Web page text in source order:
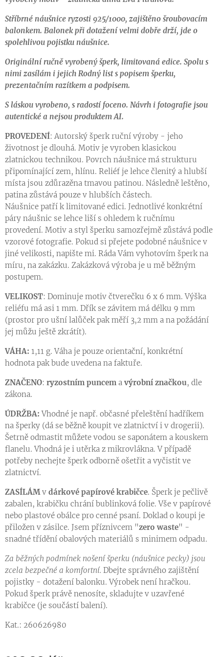
Stříbrné náušnice ryzosti 925/1000, zajištěno šroubovacím
balonkem. Balonek při dotažení velmi dobře drží, jde o
spolehlivou pojistku náušnice.
Originální ručně vyrobený šperk, limitovaná edice. Spolu s
nimi zasílám i jejich Rodný list s popisem šperku,
prezentačním razítkem a podpisem.
S láskou vyrobeno, s radostí foceno. Návrh i fotografie jsou
autentické a nejsou produktem AI.
PROVEDENÍ: Autorský šperk ruční výroby - jeho
životnost je dlouhá. Motiv je vyroben klasickou
zlatnickou technikou. Povrch náušnice má strukturu
připomínající zem, hlínu. Reliéf je lehce členitý a hlubší
místa jsou zdůrazěna tmavou patinou. Následně leštěno,
patina zůstává pouze v hlubších částech.
Náušnice patří k limitované edici. Jednotlivé konkrétní
páry náušnic se lehce liší s ohledem k ručnímu
provedení. Motiv a styl šperku samozřejmě zůstává podle
vzorové fotografie. Pokud si přejete podobné náušnice v
jiné velikosti, napište mi. Ráda Vám vyhotovím šperk na
míru, na zakázku. Zakázková výroba je u mě běžným
postupem.
VELIKOST: Dominuje motiv čtverečku 6 x 6 mm. Výška
reliéfu má asi 1 mm. Dřík se závitem má délku 9 mm
(prostor pro ušní lalůček pak měří 3,2 mm a na požádání
jej můžu ještě zkrátít).
VÁHA: 1,11 g. Váha je pouze orientační, konkrétní
hodnota pak bude uvedena na faktuře.
ZNAČENO: ryzostním puncem a výrobní značkou, dle
zákona.
ÚDRŽBA: Vhodné je např. občasné přeleštění hadříkem
na šperky (dá se běžně koupit ve zlatnictví i v drogerii).
Šetrně odmastit můžete vodou se saponátem a kouskem
flanelu. Vhodná je i utěrka z mikrovlákna. V případě
potřeby nechejte šperk odborně ošetřit a vyčistit ve
zlatnictví.
ZASÍLÁMv dárkové papírové krabičce. Šperk je pečlivě
zabalen, krabičku chrání bublinková folie. Vše v papírové
nebo plastové obálce pro cenné psaní. Doklad o koupi je
přiložen v zásilce. Jsem příznivcem "zero waste" -
snadné třídění obalových materiálů s minimem odpadu.
Za běžných podmínek nošení šperku (náušnice pecky) jsou
zcela bezpečné a komfortní. Dbejte správného zajištění
pojistky - dotažení balonku. Výrobek není hračkou.
Pokud šperk právě nenosíte, skladujte v uzavřené
krabičce (je součástí balení).
Kat.: 260626980